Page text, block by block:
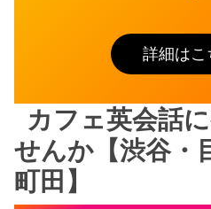
詳細はこ
カフェ英会話
せんか【渋谷・
町田】